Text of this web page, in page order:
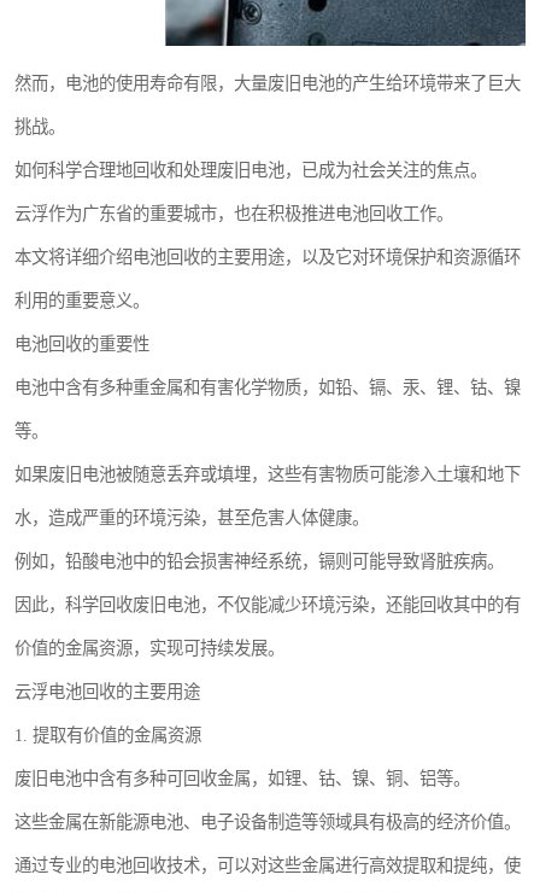
然而，电池的使用寿命有限，大量废旧电池的产生给环境带来了巨大
挑战。
如何科学合理地回收和处理废旧电池，已成为社会关注的焦点。
云浮作为广东省的重要城市，也在积极推进电池回收工作。
本文将详细介绍电池回收的主要用途，以及它对环境保护和资源循环
利用的重要意义。
电池回收的重要性
电池中含有多种重金属和有害化学物质，如铅、镉、汞、锂、钴、镍
等。
如果废旧电池被随意丢弃或填埋，这些有害物质可能渗入土壤和地下
水，造成严重的环境污染，甚至危害人体健康。
例如，铅酸电池中的铅会损害神经系统，镉则可能导致肾脏疾病。
因此，科学回收废旧电池，不仅能减少环境污染，还能回收其中的有
价值的金属资源，实现可持续发展。
云浮电池回收的主要用途
1. 提取有价值的金属资源
废旧电池中含有多种可回收金属，如锂、钴、镍、铜、铝等。
这些金属在新能源电池、电子设备制造等领域具有极高的经济价值。
通过专业的电池回收技术，可以对这些金属进行高效提取和提纯，使